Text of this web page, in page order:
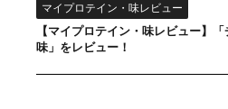
マイプロテイン・味レビュー
【マイプロテイン・味レビュー】
味」をレビュー！